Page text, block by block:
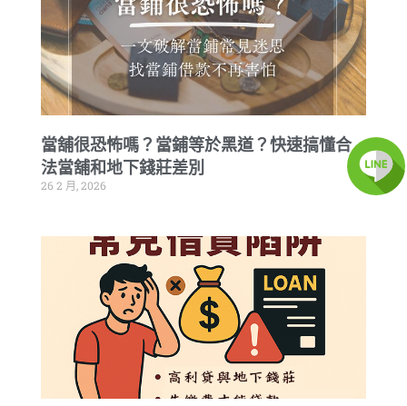
當舖很恐怖嗎？當鋪等於黑道？快速搞懂合
法當舖和地下錢莊差別
26 2 月, 2026